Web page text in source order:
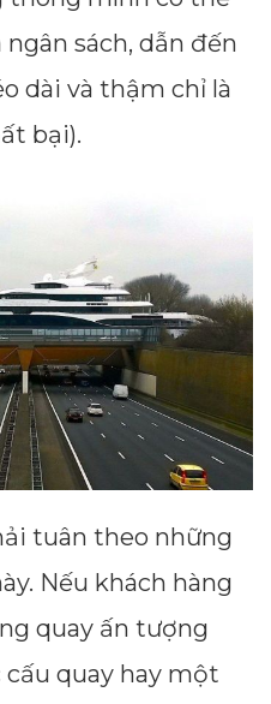
sách, dẫn đến
dài và thậm chỉ là
bại).
tuân theo những
Nếu khách hàng
quay ấn tượng
quay hay một